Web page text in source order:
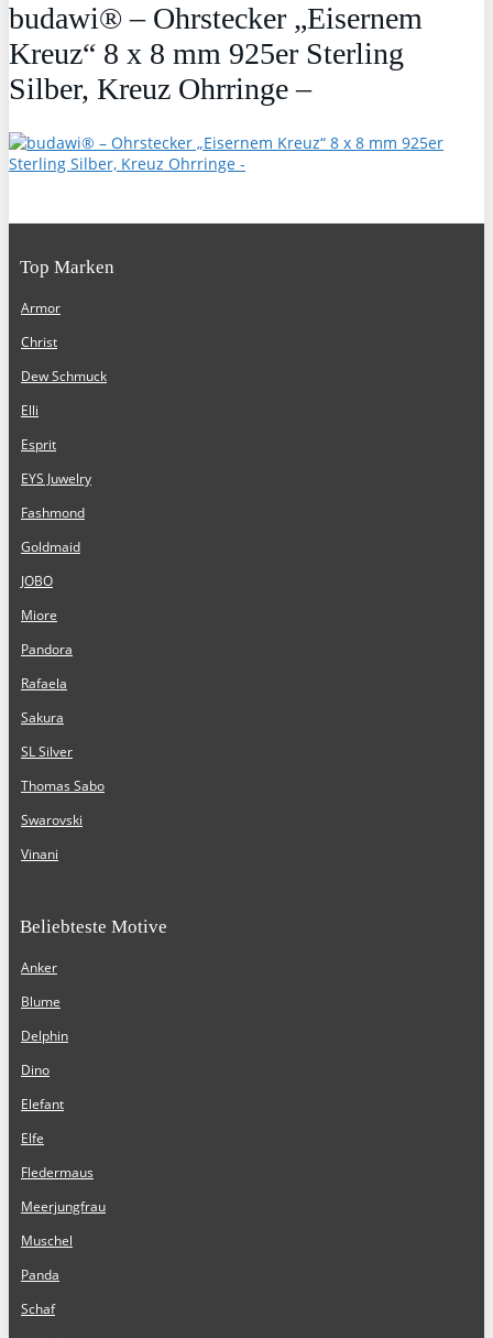
budawi® – Ohrstecker „Eisernem
Kreuz“ 8 x 8 mm 925er Sterling
Silber, Kreuz Ohrringe –
Top Marken
Armor
Christ
Dew Schmuck
Elli
Esprit
EYS Juwelry
Fashmond
Goldmaid
JOBO
Miore
Pandora
Rafaela
Sakura
SL Silver
Thomas Sabo
Swarovski
Vinani
Beliebteste Motive
Anker
Blume
Delphin
Dino
Elefant
Elfe
Fledermaus
Meerjungfrau
Muschel
Panda
Schaf